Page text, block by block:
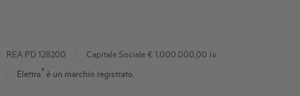
REA PD 128200
Capitale Sociale € 1.000.000,00 i.v.
Elettra® è un marchio registrato.